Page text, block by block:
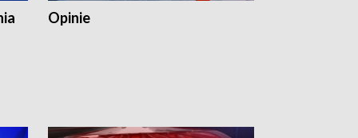
Opinie